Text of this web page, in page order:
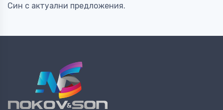
Син с актуални предложения.